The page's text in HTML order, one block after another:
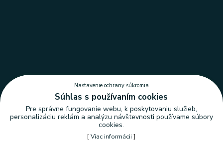
Nastavenie ochrany súkromia
Súhlas s používaním cookies
Pre správne fungovanie webu, k poskytovaniu služieb,
personalizáciu reklám a analýzu návštevnosti používame súbory
cookies.
[Viac informácii ]